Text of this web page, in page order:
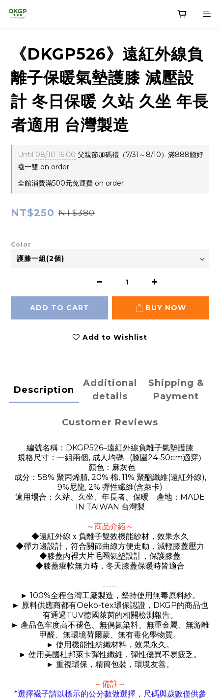
《DKGP526》遠紅外線負
離子保暖氣墊護膝 減壓設
計 冬日保暖 久站 久坐 年長
者適用 台灣製造
Until 08/10 16:00 父親節加碼禮（7/31～8/10）滿888贈好
襪一雙 on order
全館消費滿500元免運費 on order
NT$250 NT$380
Color
ADD TO CART BUY NOW
Add to Wishlist
Description
Additional
details
Shipping &
Payment
Customer Reviews
編號名稱： DKGP526–遠紅外線負離子氣墊護膝
規格尺寸：一組兩個, 成人均碼
(膝圍24-50cm適穿)
顏色：麻灰色
成分： 58% 聚丙烯腈, 20% 棉, 11% 聚酯纖維(遠紅外線),
9%尼龍, 2% 彈性纖維(含萊卡)
適用場合：久站、久坐、年長者、保暖 產地： MADE
IN TAIWAN 台灣製
～商品介紹～
◆遠紅外線 x 負離子雙效機能紗材，效果永久
◆彈力邊設計，符合關節曲線方便走動，減輕膝蓋壓力
◆膝蓋內裡大片毛圈氣墊設計，保護膝蓋
◆膝蓋痠軟無力時，冬天膝蓋保暖時皆適合
-----
► 100%全程台灣工廠製造，堅持使用無毒原料紗。
► 原料供應商都有Oeko-tex環保認證， DKGP的商品也
有通過TUV德國萊茵的相關檢測報告。
► 產品色牢度高不褪色、無偶氮染料、無重金屬、無游離
甲醛、無環境荷爾蒙、無有毒化學物質。
► 使用機能性紡織材料，效果永久。
► 使用美國杜邦萊卡彈性纖維，彈性優異不易疲乏。
► 重視環保，精簡包裝，環境友善。
～備註～
*選擇襪子請以標示的公分數做選擇，尺碼與歲數僅供參